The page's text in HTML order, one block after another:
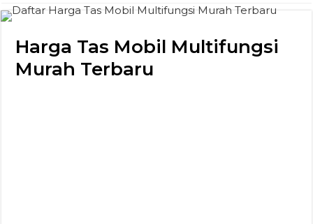
Harga Tas Mobil Multifungsi
Murah Terbaru